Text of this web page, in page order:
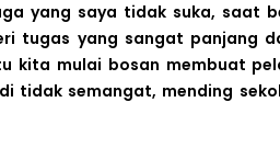
yang saya tidak suka, saat
tugas yang sangat panjang
kita mulai bosan membuat
tidak semangat, mending